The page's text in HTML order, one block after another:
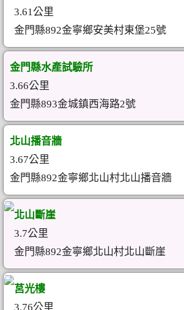
3.61公里
金門縣892金寧鄉安美村東堡25號
金門縣水產試驗所
3.66公里
金門縣893金城鎮西海路2號
北山播音牆
3.67公里
金門縣892金寧鄉北山村北山播音牆
北山斷崖
3.7公里
金門縣892金寧鄉北山村北山斷崖
莒光樓
3.76公里